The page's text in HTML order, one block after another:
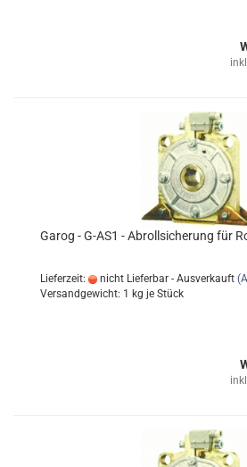
Garog - G-AS1 - Abrollsicherung für
Lieferzeit: nicht Lieferbar - Ausverkauft
Versandgewicht: 1 kg je Stück